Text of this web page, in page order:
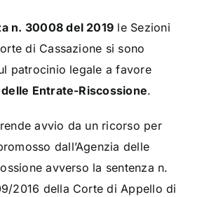
n. 30008 del 2019 le Sezioni
di Cassazione si sono
patrocinio legale a favore
Entrate-Riscossione.
avvio da un ricorso per
dall’Agenzia delle
avverso la sentenza n.
2016 della Corte di Appello di